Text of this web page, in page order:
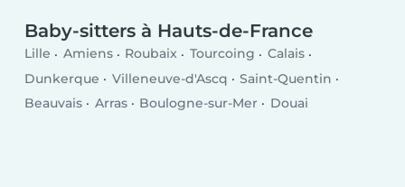
Baby-sitters à Hauts-de-France
Lille Amiens Roubaix Tourcoing
Calais
Dunkerque
Villeneuve-d'Ascq
Saint-Quentin
Beauvais
Arras Boulogne-sur-Mer Douai